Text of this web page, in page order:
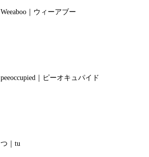
Weeaboo｜ウィーアブー
peeoccupied｜ピーオキュパイド
つ｜tu